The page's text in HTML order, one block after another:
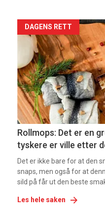
Artikler
detail
-
section
11
Ukens
vin
DAGENS RETT
Rollmops: Det er en
tyskere er ville etter
Det er ikke bare for at den
snaps, men også for at
sild på får ut den beste
Les hele saken